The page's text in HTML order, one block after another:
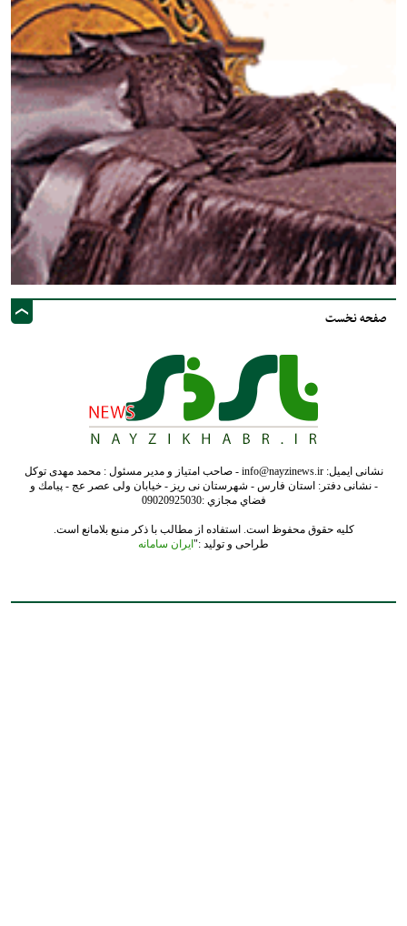
صفحه نخست
نشانی ایمیل: info@nayzinews.ir - صاحب امتیاز و مدیر مسئول : محمد مهدی توکل
- نشانی دفتر: استان فارس - شهرستان نی ریز - خیابان ولی عصر عج - پيامك و
فضاي مجازي :09020925030
کلیه حقوق محفوظ است. استفاده از مطالب با ذکر منبع بلامانع است.
طراحی و تولید :"ایران سامانه